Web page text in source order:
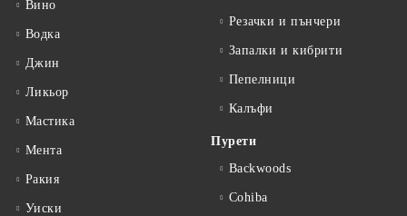
Вино
Водка
Джин
Ликьор
Мастика
Мента
Ракия
Уиски
Резачки и пънчери
Запалки и кибрити
Пепелници
Калъфи
Пурети
Backwoods
Cohiba